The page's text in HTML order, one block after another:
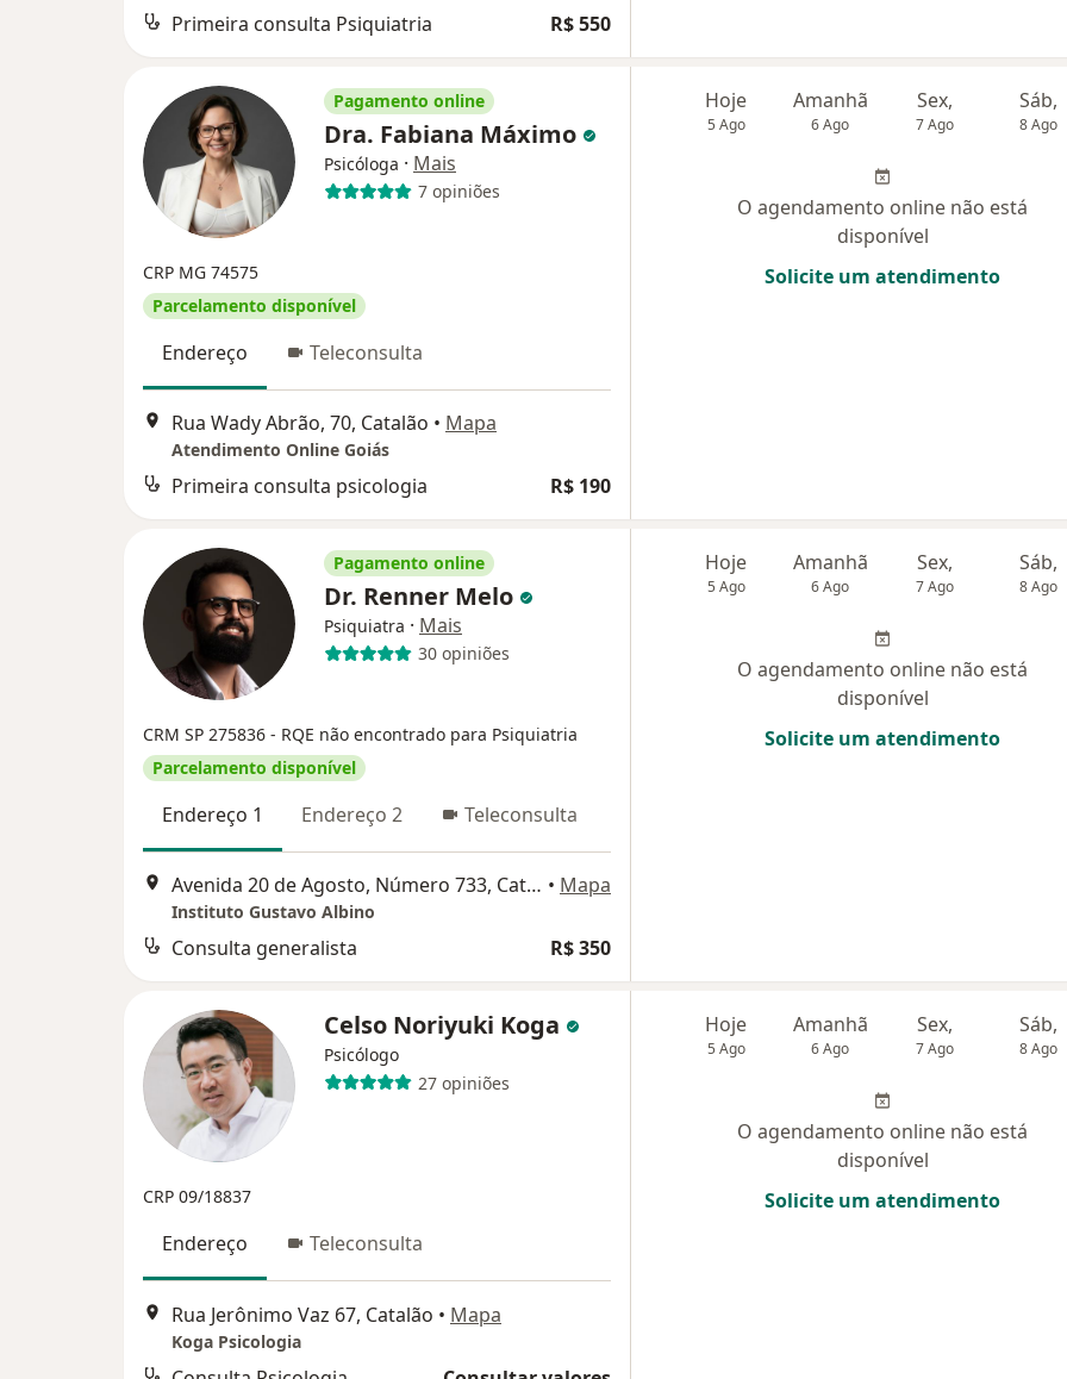
Primeira consulta Psiquiatria R$ 550
Pagamento online
Dra. Fabiana Máximo
Psicóloga · Mais
7 opiniões
CRP MG 74575
Parcelamento disponível
Endereço Teleconsulta
Rua Wady Abrão, 70, Catalão • Mapa
Atendimento Online Goiás
Primeira consulta psicologia R$ 190
Hoje
5 Ago
Amanhã
6 Ago
Sex,
7 Ago
Sáb,
8 Ago
O agendamento online não está
disponível
Solicite um atendimento
Pagamento online
Dr. Renner Melo
Psiquiatra · Mais
30 opiniões
CRM SP 275836 - RQE não encontrado para Psiquiatria
Parcelamento disponível
Endereço 1 Endereço 2 Teleconsulta
Avenida 20 de Agosto, Número 733, Catalão • Mapa
Instituto Gustavo Albino
Consulta generalista R$ 350
Hoje
5 Ago
Amanhã
6 Ago
Sex,
7 Ago
Sáb,
8 Ago
O agendamento online não está
disponível
Solicite um atendimento
Celso Noriyuki Koga
Psicólogo
27 opiniões
CRP 09/18837
Endereço Teleconsulta
Rua Jerônimo Vaz 67, Catalão • Mapa
Koga Psicologia
Hoje
5 Ago
Amanhã
6 Ago
Sex,
7 Ago
Sáb,
8 Ago
O agendamento online não está
disponível
Solicite um atendimento